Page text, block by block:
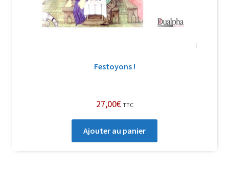
Festoyons !
27,00€ TTC
Ajouter au panier